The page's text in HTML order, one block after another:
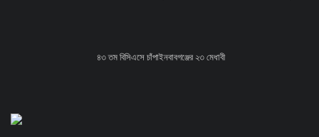
৪৩ তম বিসিএসে চাঁপাইনবাবগঞ্জের ২৩ মেধাবী